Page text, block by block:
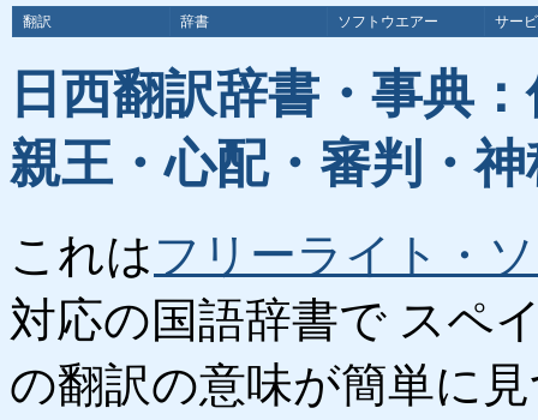
翻訳 辞書 ソフトウエアー サー
日西翻訳辞書・事典
親王・心配・審判・
これはフリーライト・
対応の国語辞書で スペ
の翻訳の意味が簡単に